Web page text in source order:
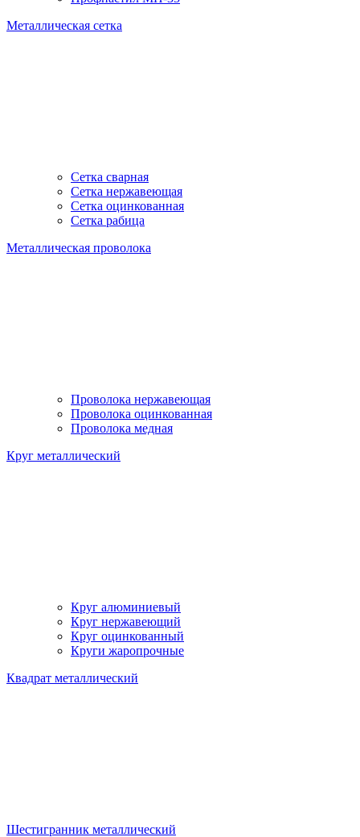
Металлическая сетка
Сетка сварная
Сетка нержавеющая
Сетка оцинкованная
Сетка рабица
Металлическая проволока
Проволока нержавеющая
Проволока оцинкованная
Проволока медная
Круг металлический
Круг алюминиевый
Круг нержавеющий
Круг оцинкованный
Круги жаропрочные
Квадрат металлический
Шестигранник металлический